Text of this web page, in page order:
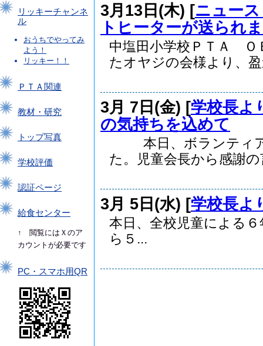
リッキーチャンネ
ル
おうちでやってみ
よう！
リッキー！！
ＰＴＡ関連
教材・研究
トップ写真
学校評価
認証ページ
給食センター
↑ 閲覧にはＸのア
カウントが必要です
PC・スマホ用QR
3月13日(木) [ニュー
トヒーターが送られ
中塩田小学校ＰＴＡ Ｏ
たオヤジの会様より、
3月 7日(金) [学校長よ
の気持ちを込めて
本日、ボランティア
た。児童会長から感謝の
3月 5日(水) [学校長よ
本日、全校児童による
ら５...